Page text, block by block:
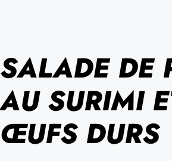
SALADE DE
AU SURIMI
ŒUFS DURS